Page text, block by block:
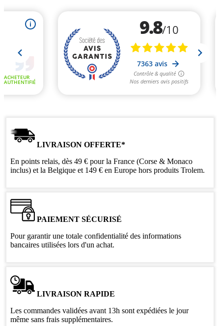
LIVRAISON OFFERTE*
En points relais, dès 49 € pour la France (Corse & Monaco
inclus) et la Belgique et 149 € en Europe hors produits Trolem.
PAIEMENT SÉCURISÉ
Pour garantir une totale confidentialité des informations
bancaires utilisées lors d'un achat.
LIVRAISON RAPIDE
Les commandes validées avant 13h sont expédiées le jour
même sans frais supplémentaires.